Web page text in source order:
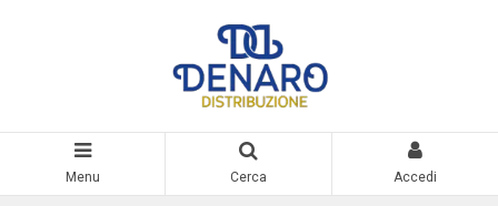
Menu Cerca Accedi